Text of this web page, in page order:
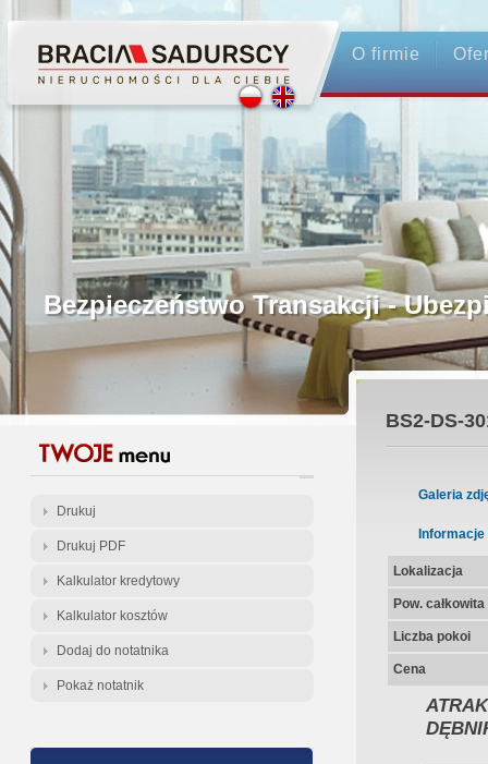
O firmie
Profesjonalne Pośrednictwo
Bezpieczeństwo Transakcji -
Licencjonowani Pośrednicy
Gwarancja Zwrotu Zadatku
Gratis - Przedwstępna Umowa
Drukuj
Drukuj PDF
Kalkulator kredytowy
Kalkulator kosztów
Dodaj do notatnika
Pokaż notatnik
BS2-DS-
Galeria
Informacje
Lokalizacja
Pow.
Liczba pokoi
Cena